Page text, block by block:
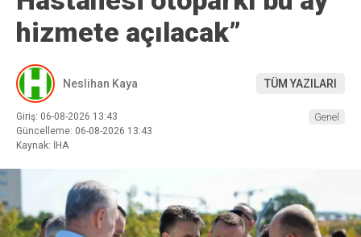
hizmete açılacak”
Neslihan Kaya TÜM YAZILARI
Giriş: 06-08-2026 13:43
Güncelleme: 06-08-2026 13:43
Kaynak: İHA
Genel